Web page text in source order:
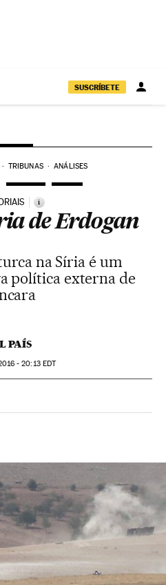
SUSCRÍBETE
TRIBUNAS ANÁLISES
i
de Erdogan
na Síria é um
política externa de
PAÍS
- 20:13EDT
Sociales